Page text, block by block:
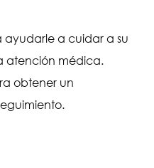
ayudarle a cuidar a su
atención médica.
obtener un